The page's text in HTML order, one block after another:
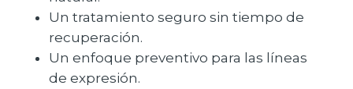
Un tratamiento seguro sin tiempo de
recuperación.
Un enfoque preventivo para las líneas
de expresión.